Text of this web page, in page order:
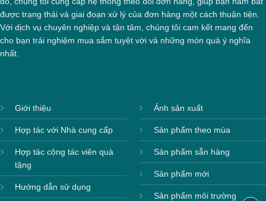
được trạng thái và giai đoạn xử lý của đơn hàng một cách thuận tiện.
Với dịch vụ chuyên nghiệp và tận tâm, chúng tôi cam kết mang đến
cho bạn trải nghiệm mua sắm tuyệt vời và những món quà ý nghĩa
nhất.
Giới thiệu
Hợp tác với Nhà cung cấp
Hợp tác cộng tác viên quà
tặng
Hướng dẫn sử dụng
Ảnh sản xuất
Sản phẩm theo mùa
Sản phẩm sẵn hàng
Sản phẩm mới
Sản phẩm môi trường